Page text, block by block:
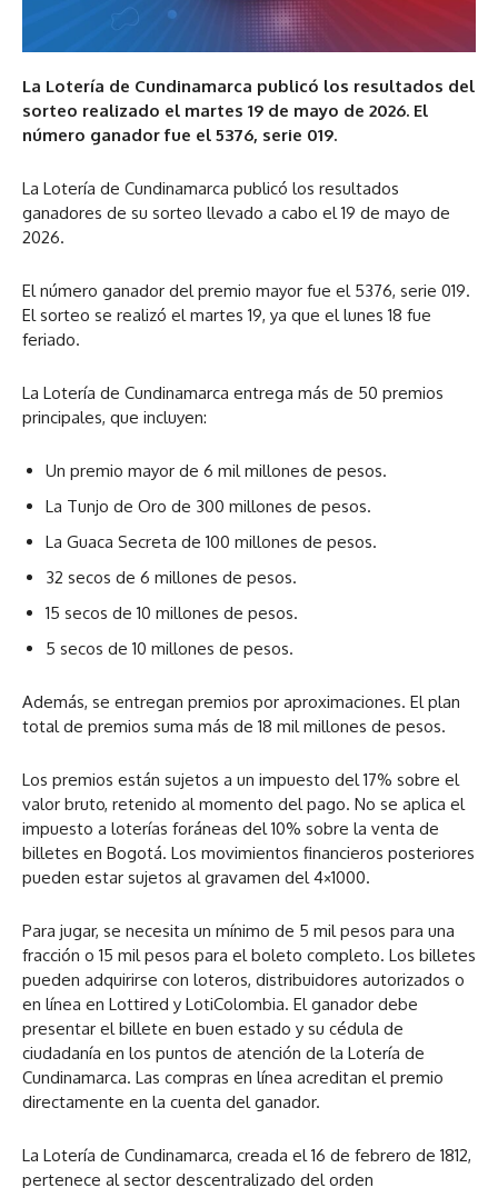
La Lotería de Cundinamarca publicó los resultados del
sorteo realizado el martes 19 de mayo de 2026. El
número ganador fue el 5376, serie 019.
La Lotería de Cundinamarca publicó los resultados
ganadores de su sorteo llevado a cabo el 19 de mayo de
2026.
El número ganador del premio mayor fue el 5376, serie 019.
El sorteo se realizó el martes 19, ya que el lunes 18 fue
feriado.
La Lotería de Cundinamarca entrega más de 50 premios
principales, que incluyen:
Un premio mayor de 6 mil millones de pesos.
La Tunjo de Oro de 300 millones de pesos.
La Guaca Secreta de 100 millones de pesos.
32 secos de 6 millones de pesos.
15 secos de 10 millones de pesos.
5 secos de 10 millones de pesos.
Además, se entregan premios por aproximaciones. El plan
total de premios suma más de 18 mil millones de pesos.
Los premios están sujetos a un impuesto del 17% sobre el
valor bruto, retenido al momento del pago. No se aplica el
impuesto a loterías foráneas del 10% sobre la venta de
billetes en Bogotá. Los movimientos financieros posteriores
pueden estar sujetos al gravamen del 4×1000.
Para jugar, se necesita un mínimo de 5 mil pesos para una
fracción o 15 mil pesos para el boleto completo. Los billetes
pueden adquirirse con loteros, distribuidores autorizados o
en línea en Lottired y LotiColombia. El ganador debe
presentar el billete en buen estado y su cédula de
ciudadanía en los puntos de atención de la Lotería de
Cundinamarca. Las compras en línea acreditan el premio
directamente en la cuenta del ganador.
La Lotería de Cundinamarca, creada el 16 de febrero de 1812,
pertenece al sector descentralizado del orden